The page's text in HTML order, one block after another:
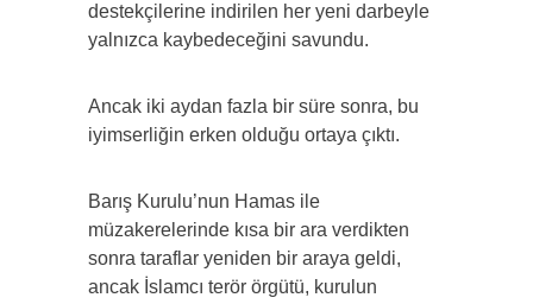
destekçilerine indirilen her yeni darbeyle
yalnızca kaybedeceğini savundu.
Ancak iki aydan fazla bir süre sonra, bu
iyimserliğin erken olduğu ortaya çıktı.
Barış Kurulu’nun Hamas ile
müzakerelerinde kısa bir ara verdikten
sonra taraflar yeniden bir araya geldi,
ancak İslamcı terör örgütü, kurulun